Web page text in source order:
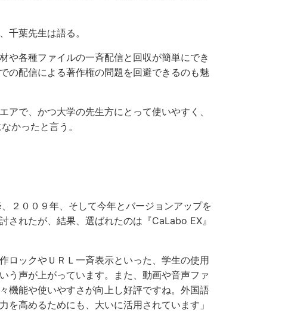
葉先生は語る。
各種ファイルの一斉配信と回収が簡単にでき
の配信による著作権の問題を回避できるのも魅
で、かつ大学の先生方にとって使いやすく、
かったと言う。
２００９年、そして今年とバージョンアップを
されたが、結果、選ばれたのは『CaLabo EX』
ックやＵＲＬ一斉表示といった、学生の使用
う声が上がっています。また、動画や音声ファ
機能や使いやすさが向上し好評ですね。外国語
高めるためにも、大いに活用されています」